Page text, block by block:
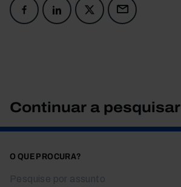
Continuar a pesquisar
O QUE PROCURA?